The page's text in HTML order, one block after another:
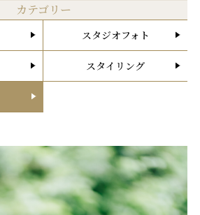
カテゴリー
スタジオフォト
スタイリング